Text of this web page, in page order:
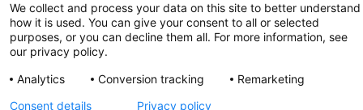
©Copyright - 2026 AHK
We collect and process your data on this site to better understand
how it is used. You can give your consent to all or selected
purposes, or you can decline them all. For more information, see
our privacy policy.
Analytics
Conversion tracking
Remarketing
Consent details
Privacy policy